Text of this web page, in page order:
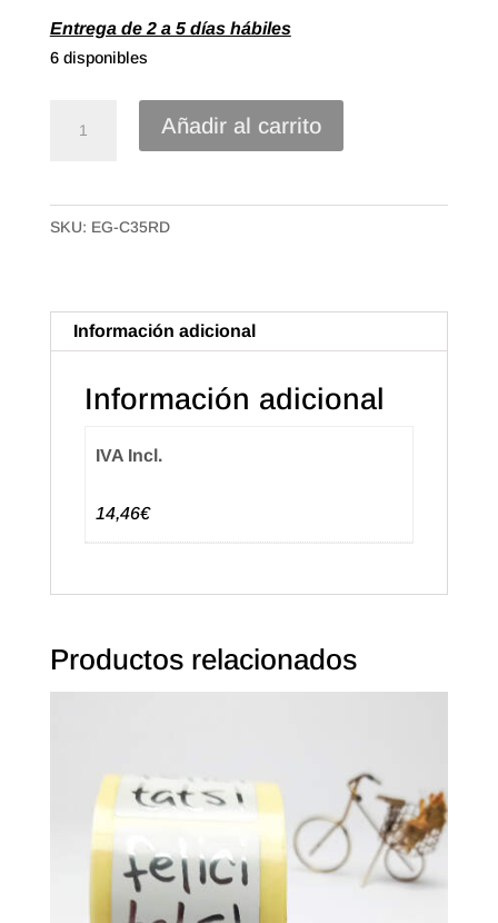
Entrega de 2 a 5 días hábiles
6 disponibles
35mm
Oro
cantidad
Añadir al carrito
SKU: EG-C35RD
Información adicional
Información adicional
IVA Incl.
14,46€
Productos relacionados